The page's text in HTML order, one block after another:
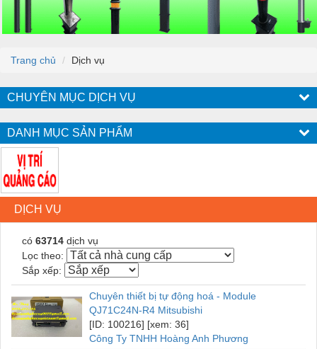
Trang chủ Dịch vụ
CHUYÊN MỤC DỊCH VỤ
DANH MỤC SẢN PHẨM
DỊCH VỤ
có 63714 dịch vụ
Lọc theo:
Sắp xếp:
Chuyên thiết bị tự động hoá - Module
QJ71C24N-R4 Mitsubishi
[ID: 100216] [xem: 36]
Công Ty TNHH Hoàng Anh Phương